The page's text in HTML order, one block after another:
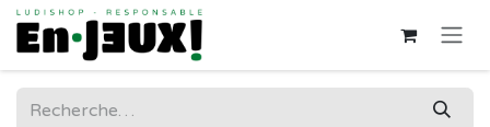
Se rendre au contenu